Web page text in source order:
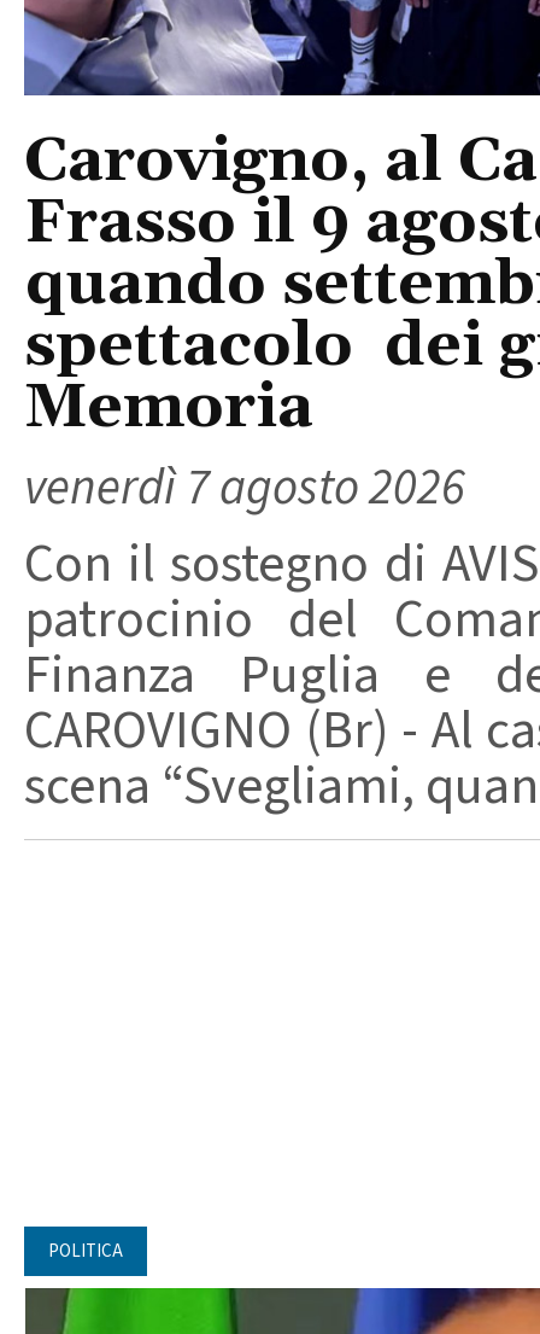
Carovigno, al
Frasso il 9
quando
spettacolo dei
Memoria
venerdì 7 agosto 2026
Con il sostegno di
patrocinio del
Finanza Puglia e
CAROVIGNO (Br) - Al
scena “Svegliami,
POLITICA